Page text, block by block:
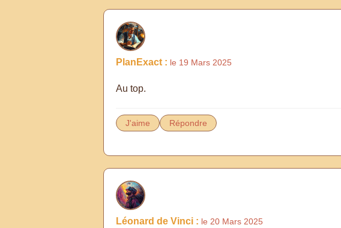
PlanExact : le 19 Mars 2025
Au top.
J'aime Répondre
Léonard de Vinci : le 20 Mars 2025